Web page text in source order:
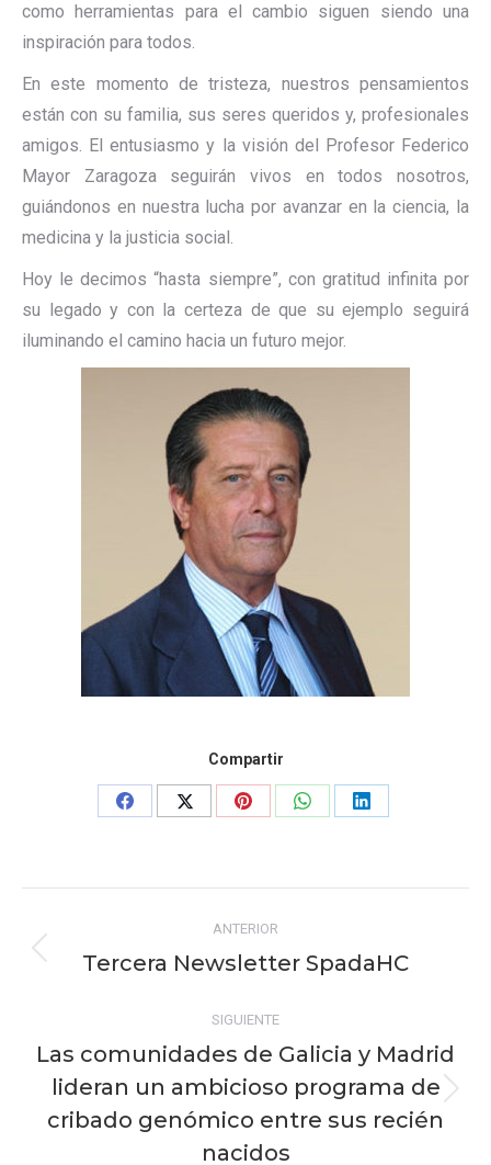
como herramientas para el cambio siguen siendo una
inspiración para todos.
En este momento de tristeza, nuestros pensamientos
están con su familia, sus seres queridos y, profesionales
amigos. El entusiasmo y la visión del Profesor Federico
Mayor Zaragoza seguirán vivos en todos nosotros,
guiándonos en nuestra lucha por avanzar en la ciencia, la
medicina y la justicia social.
Hoy le decimos “hasta siempre”, con gratitud infinita por
su legado y con la certeza de que su ejemplo seguirá
iluminando el camino hacia un futuro mejor.
Compartir
Share
Share
Share
Share
Share
entre
ANTERIOR
Publicación
Tercera Newsletter SpadaHC
SIGUIENTE
Publicación
siguiente:
Las comunidades de Galicia y Madrid
lideran un ambicioso programa de
cribado genómico entre sus recién
nacidos